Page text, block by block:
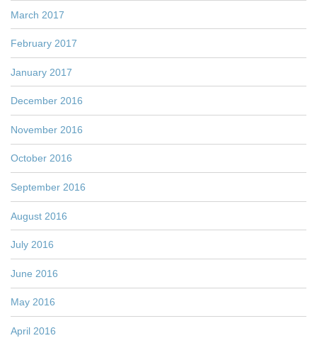
March 2017
February 2017
January 2017
December 2016
November 2016
October 2016
September 2016
August 2016
July 2016
June 2016
May 2016
April 2016